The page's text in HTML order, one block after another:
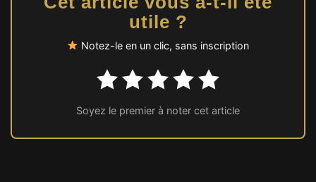
utile ?
Notez-le en un clic, sans inscription
Soyez le premier à noter cet article